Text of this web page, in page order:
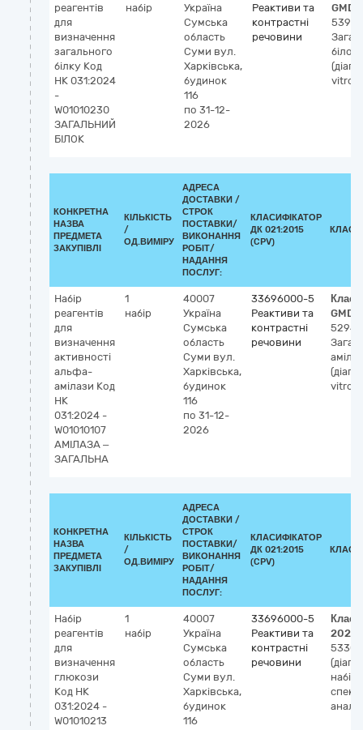
реагентів
для
визначення
загального
білку Код
НК 031:2024
-
W01010230
ЗАГАЛЬНИЙ
БІЛОК
набір
Україна
Сумська
область
Суми вул.
Харківська,
будинок
116
по 31-12-
2026
Реактиви та
контрастні
речовини
53989
білок
vitro),
КОНКРЕТНА
НАЗВА
ПРЕДМЕТА
ЗАКУПІВЛІ
КІЛЬКІСТЬ
/
ОД.ВИМІРУ
АДРЕСА
ДОСТАВКИ /
СТРОК
ПОСТАВКИ/
ВИКОНАННЯ
РОБІТ/
НАДАННЯ
ПОСЛУГ:
КЛАСИФІКАТОР
ДК 021:2015
(CPV)
Набір
реагентів
для
визначення
активності
альфа-
амілази Код
НК
031:2024 -
W01010107
АМІЛАЗА –
ЗАГАЛЬНА
1
набір
40007
Україна
Сумська
область
Суми вул.
Харківська,
будинок
116
по 31-12-
2026
33696000-5
Реактиви та
контрастні
речовини
52941
vitro),
КОНКРЕТНА
НАЗВА
ПРЕДМЕТА
ЗАКУПІВЛІ
КІЛЬКІСТЬ
/
ОД.ВИМІРУ
АДРЕСА
ДОСТАВКИ /
СТРОК
ПОСТАВКИ/
ВИКОНАННЯ
РОБІТ/
НАДАННЯ
ПОСЛУГ:
КЛАСИФІКАТОР
ДК 021:2015
(CPV)
Набір
реагентів
для
визначення
глюкози
Код НК
031:2024 -
W01010213
1
набір
40007
Україна
Сумська
область
Суми вул.
Харківська,
будинок
116
33696000-5
Реактиви та
контрастні
речовини
2023
53301
аналіз